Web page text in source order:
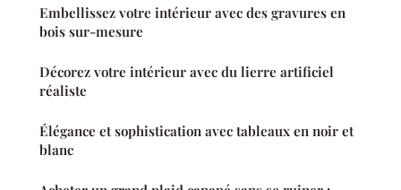
Embellissez votre intérieur avec des gravures en
bois sur-mesure
Décorez votre intérieur avec du lierre artificiel
réaliste
Élégance et sophistication avec tableaux en noir et
blanc